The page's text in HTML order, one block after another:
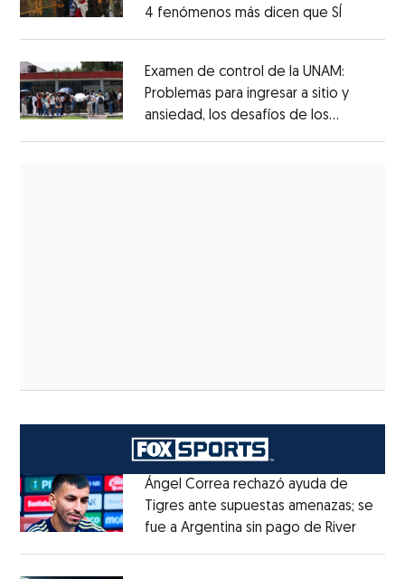
4 fenómenos más dicen que SÍ
Examen de control de la UNAM:
Problemas para ingresar a sitio y
ansiedad, los desafíos de los
aspirantes
Ángel Correa rechazó ayuda de
Tigres ante supuestas amenazas; se
fue a Argentina sin pago de RiverOpens